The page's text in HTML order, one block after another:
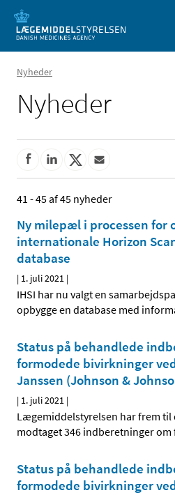
Nyheder
Nyheder
41 - 45 af 45 nyheder
Ny milepæl i processen for
internationale Horizon
database
| 1. juli 2021 |
IHSI har nu valgt en
opbygge en database med
Status på behandlede
formodede bivirkninger ved
Janssen (Johnson &
| 1. juli 2021 |
Lægemiddelstyrelsen har frem til
modtaget 346 indberetninger
Status på behandlede
formodede bivirkninger